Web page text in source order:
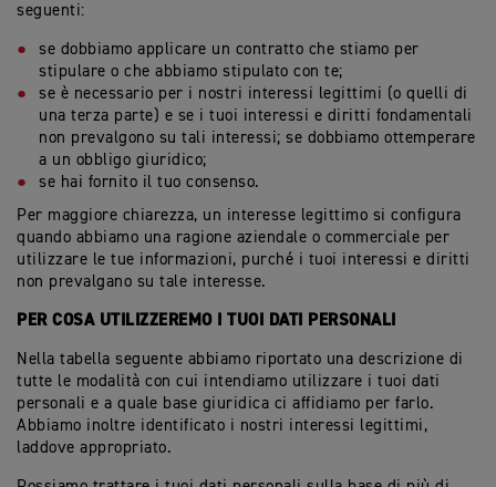
seguenti:
se dobbiamo applicare un contratto che stiamo per
stipulare o che abbiamo stipulato con te;
se è necessario per i nostri interessi legittimi (o quelli di
una terza parte) e se i tuoi interessi e diritti fondamentali
non prevalgono su tali interessi; se dobbiamo ottemperare
a un obbligo giuridico;
se hai fornito il tuo consenso.
Per maggiore chiarezza, un interesse legittimo si configura
quando abbiamo una ragione aziendale o commerciale per
utilizzare le tue informazioni, purché i tuoi interessi e diritti
non prevalgano su tale interesse.
PER COSA UTILIZZEREMO I TUOI DATI PERSONALI
Nella tabella seguente abbiamo riportato una descrizione di
tutte le modalità con cui intendiamo utilizzare i tuoi dati
personali e a quale base giuridica ci affidiamo per farlo.
Abbiamo inoltre identificato i nostri interessi legittimi,
laddove appropriato.